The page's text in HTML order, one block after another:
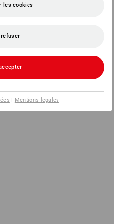
les cookies
refuser
| Mentions legales